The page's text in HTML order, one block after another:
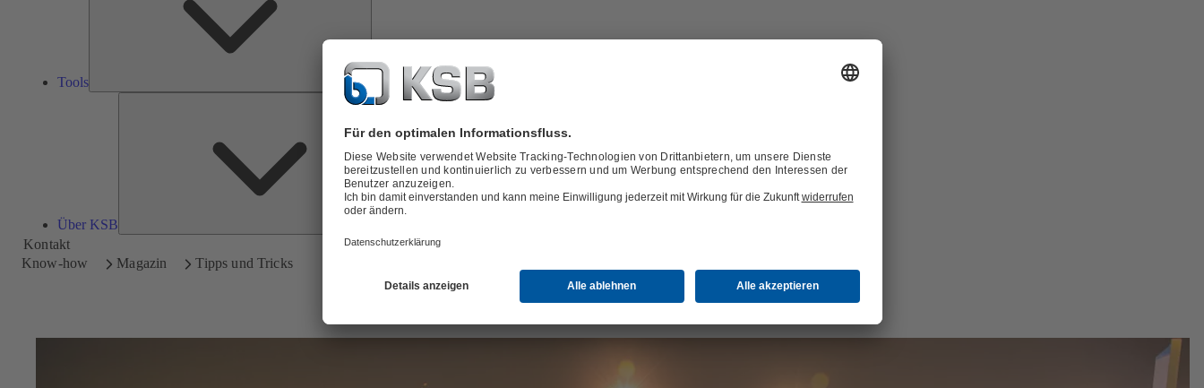
Tools
Über KSB
Über
Kontakt
Know-how
Magazin Tipps und Tricks